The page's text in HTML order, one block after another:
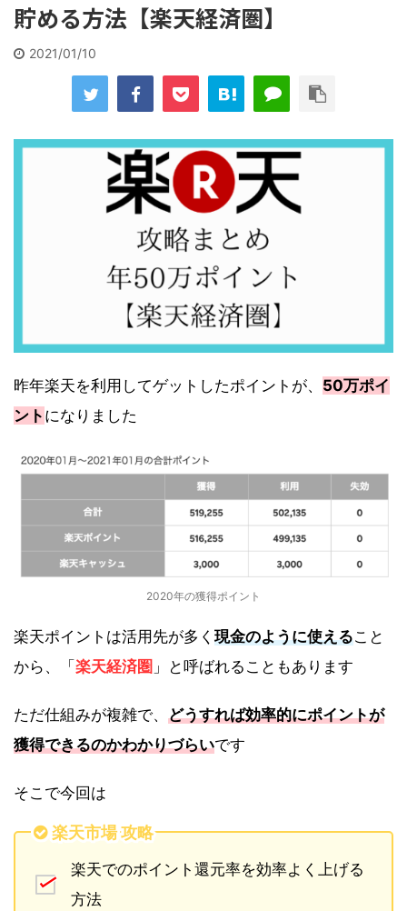
貯める方法【楽天経済圏】
2021/01/10
昨年楽天を利用してゲットしたポイントが、 50万ポイ
ント になりました
2020年の獲得ポイント
楽天ポイントは活用先が多く 現金のように使えること
から、「楽天経済圏 」と呼ばれることもあります
ただ仕組みが複雑で、 どうすれば効率的にポイントが
獲得できるのかわかりづらいです
そこで今回は
楽天市場 攻略
楽天でのポイント還元率を効率よく上げる
方法